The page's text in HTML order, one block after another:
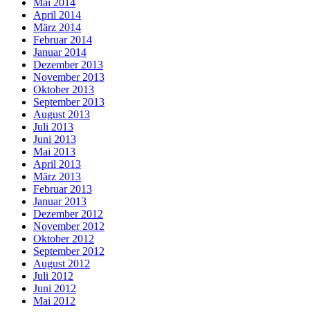
Mai 2014
April 2014
März 2014
Februar 2014
Januar 2014
Dezember 2013
November 2013
Oktober 2013
September 2013
August 2013
Juli 2013
Juni 2013
Mai 2013
April 2013
März 2013
Februar 2013
Januar 2013
Dezember 2012
November 2012
Oktober 2012
September 2012
August 2012
Juli 2012
Juni 2012
Mai 2012